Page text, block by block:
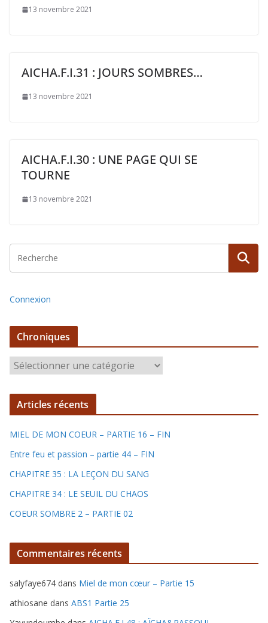
13 novembre 2021
AICHA.F.I.31 : JOURS SOMBRES…
13 novembre 2021
AICHA.F.I.30 : UNE PAGE QUI SE
TOURNE
13 novembre 2021
Connexion
Chroniques
h
r
i
q
u
s
Articles récents
MIEL DE MON COEUR – PARTIE 16 – FIN
Entre feu et passion – partie 44 – FIN
CHAPITRE 35 : LA LEÇON DU SANG
CHAPITRE 34 : LE SEUIL DU CHAOS
COEUR SOMBRE 2 – PARTIE 02
Commentaires récents
salyfaye674 dans Miel de mon cœur – Partie 15
athiosane dans ABS1 Partie 25